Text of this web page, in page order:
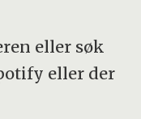
eller søk
eller der